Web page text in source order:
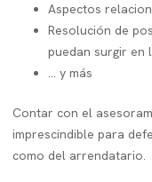
Aspectos
Resolución de
puedan surgir en
... y más
Contar con el
imprescindible para
como del arrendatario.